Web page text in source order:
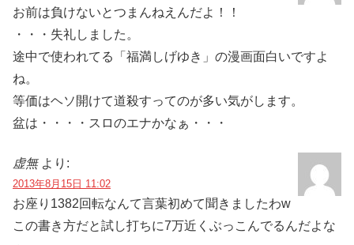
お前は負けないとつまんねえんだよ！！
・・・失礼しました。
途中で使われてる「福満しげゆき」の漫画面白いですよ
ね。
等価はヘソ開けて道殺すってのが多い気がします。
盆は・・・・スロのエナかなぁ・・・
虚無 より:
2013年8月15日 11:02
お座り1382回転なんて言葉初めて聞きましたわw
この書き方だと試し打ちに7万近くぶっこんでるんだよな